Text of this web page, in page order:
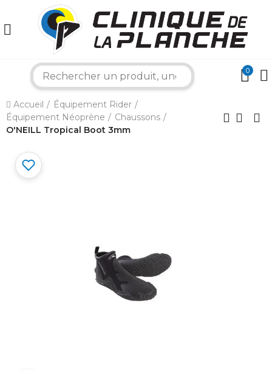
0
Accueil
Équipement Rider
Équipement Néoprène
Chaussons
O'NEILL Tropical Boot 3mm